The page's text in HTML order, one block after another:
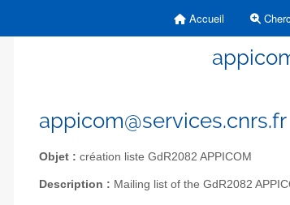
Accueil
appicom@services.cnrs.fr
Objet : création liste GdR2082 APPICOM
Description : Mailing list of the GdR2082